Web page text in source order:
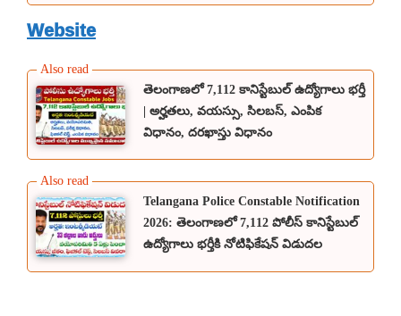
Website
తెలంగాణలో 7,112 కానిస్టేబుల్ ఉద్యోగాలు భర్తీ
| అర్హతలు, వయస్సు, సిలబస్, ఎంపిక
విధానం, దరఖాస్తు విధానం
Telangana Police Constable Notification
2026: తెలంగాణలో 7,112 పోలీస్ కానిస్టేబుల్
ఉద్యోగాలు భర్తీకి నోటిఫికేషన్ విడుదల